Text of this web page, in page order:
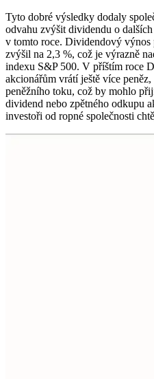
Tyto dobré výsledky dodaly
odvahu zvýšit dividendu o
v tomto roce. Dividendový výnos
zvýšil na 2,3 %, což je výrazně
indexu S&P 500. V příštím roce
akcionářům vrátí ještě více
peněžního toku, což by mohlo
dividend nebo zpětného odkupu
investoři od ropné společnosti